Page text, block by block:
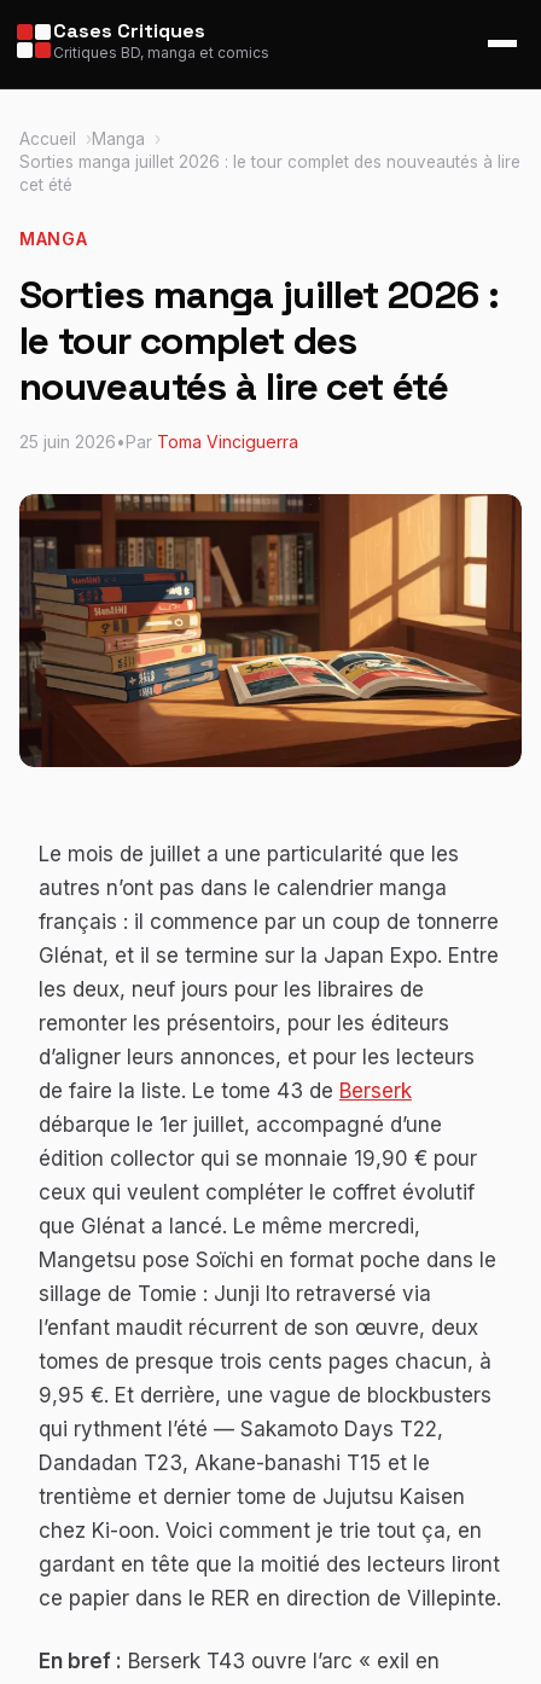
Cases Critiques
Critiques BD, manga et comics
Accueil
Manga
Sorties manga juillet 2026 : le tour complet des nouveautés à lire
cet été
MANGA
Sorties manga juillet 2026 :
le tour complet des
nouveautés à lire cet été
25 juin 2026•Par Toma Vinciguerra
Le mois de juillet a une particularité que les
autres n’ont pas dans le calendrier manga
français : il commence par un coup de tonnerre
Glénat, et il se termine sur la Japan Expo. Entre
les deux, neuf jours pour les libraires de
remonter les présentoirs, pour les éditeurs
d’aligner leurs annonces, et pour les lecteurs
de faire la liste. Le tome 43 de Berserk
débarque le 1er juillet, accompagné d’une
édition collector qui se monnaie 19,90 € pour
ceux qui veulent compléter le coffret évolutif
que Glénat a lancé. Le même mercredi,
Mangetsu pose Soïchi en format poche dans le
sillage de Tomie : Junji Ito retraversé via
l’enfant maudit récurrent de son œuvre, deux
tomes de presque trois cents pages chacun, à
9,95 €. Et derrière, une vague de blockbusters
qui rythment l’été — Sakamoto Days T22,
Dandadan T23, Akane-banashi T15 et le
trentième et dernier tome de Jujutsu Kaisen
chez Ki-oon. Voici comment je trie tout ça, en
gardant en tête que la moitié des lecteurs liront
ce papier dans le RER en direction de Villepinte.
En bref : Berserk T43 ouvre l’arc « exil en